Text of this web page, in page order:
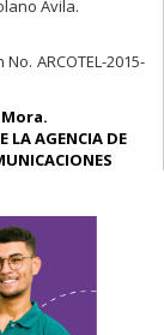
Ávila.
ARCOTEL-2015-
LA AGENCIA DE